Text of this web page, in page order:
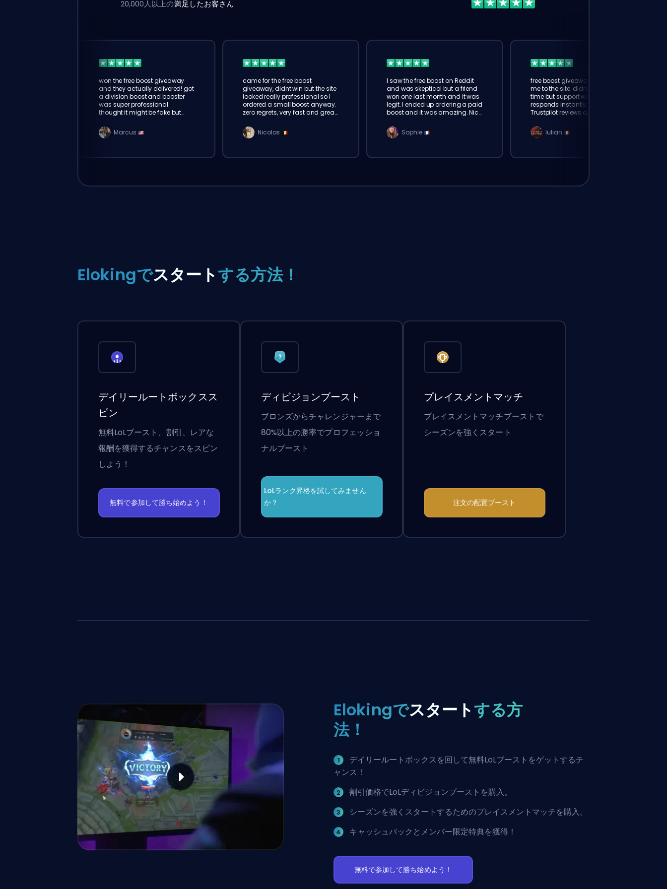
20,000人以上の満足したお客さん
won the free boost giveaway
and they actually delivered! got
a division boost and booster
was super professional.
thought it might be fake but
Marcus
came for the free boost
giveaway, didnt win but the site
looked really professional so I
ordered a small boost anyway.
zero regrets, very fast and great
Nicolas
I saw the free boost on Reddit
and was skeptical but a friend
won one last month and it was
legit. I ended up ordering a paid
boost and it was amazing. Nice
Sophie
free boost giveaway brought
me to the site. didnt win this
time but support was great and
responds instantly. checked the
Trustpilot reviews and ordered a
Iulian
Elokingでスタートする方法！
デイリールートボックスス
ピン
無料LoLブースト、割引、レアな
報酬を獲得するチャンスをスピン
しよう！
無料で参加して勝ち始めよう！
ディビジョンブースト
ブロンズからチャレンジャーまで
80%以上の勝率でプロフェッショ
ナルブースト
LoLランク昇格を試してみません
か？
プレイスメントマッチ
プレイスメントマッチブーストで
シーズンを強くスタート
注文の配置ブースト
Elokingでスタートする方
法！
デイリールートボックスを回して無料LoLブーストをゲットするチ
ャンス！
割引価格でLoLディビジョンブーストを購入。
シーズンを強くスタートするためのプレイスメントマッチを購入。
キャッシュバックとメンバー限定特典を獲得！
無料で参加して勝ち始めよう！